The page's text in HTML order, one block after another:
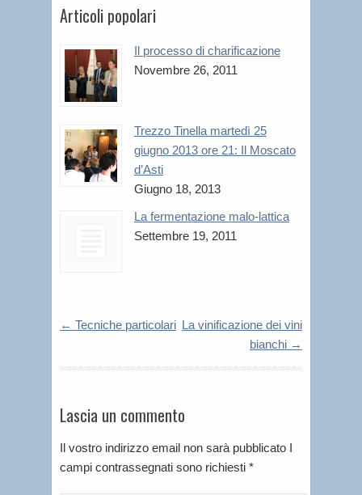
Articoli popolari
Il processo di charificazione
Novembre 26, 2011
Trezzo Tinella martedì 25
giugno 2013 ore 21: Il Moscato
d’Asti
Giugno 18, 2013
La fermentazione malo-lattica
Settembre 19, 2011
← Tecniche particolari La vinificazione dei vini
bianchi →
Lascia un commento
Il vostro indirizzo email non sarà pubblicato I
campi contrassegnati sono richiesti *